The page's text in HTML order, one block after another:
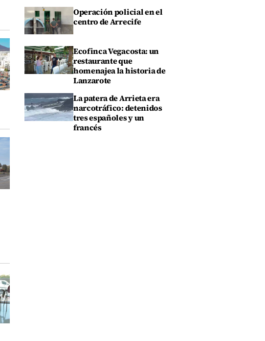
Operación policial en el
centro de Arrecife
Ecofinca Vegacosta: un
restaurante que
homenajea la historia de
Lanzarote
La patera de Arrieta era
narcotráfico: detenidos
tres españoles y un
francés